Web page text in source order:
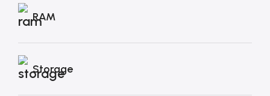
RAM
Storage